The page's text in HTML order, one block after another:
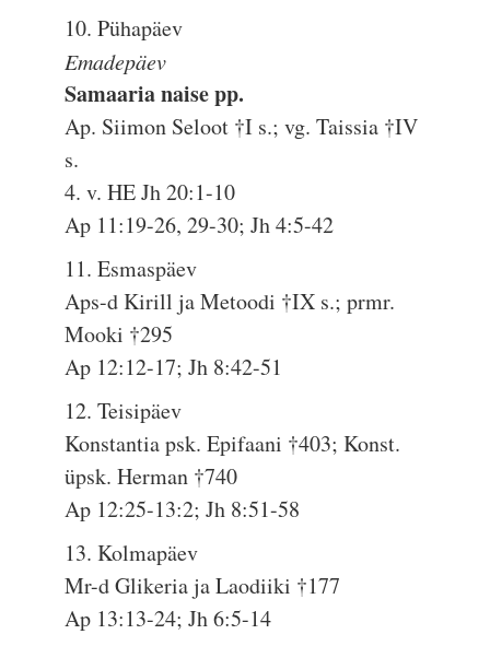
10. Pühapäev
Emadepäev
Samaaria naise pp.
Ap. Siimon Seloot †I s.; vg. Taissia †IV
s.
4. v. HE Jh 20:1-10
Ap 11:19-26, 29-30; Jh 4:5-42
11. Esmaspäev
Aps-d Kirill ja Metoodi †IX s.; prmr.
Mooki †295
Ap 12:12-17; Jh 8:42-51
12. Teisipäev
Konstantia psk. Epifaani †403; Konst.
üpsk. Herman †740
Ap 12:25-13:2; Jh 8:51-58
13. Kolmapäev
Mr-d Glikeria ja Laodiiki †177
Ap 13:13-24; Jh 6:5-14